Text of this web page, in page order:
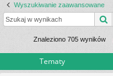
… w
ni
cy
Wyszukiwanie zaawansowane
Znaleziono 705 wyników
Tematy